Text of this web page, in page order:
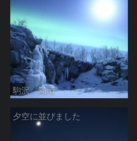
駒沢 満晴
夕空に並びました